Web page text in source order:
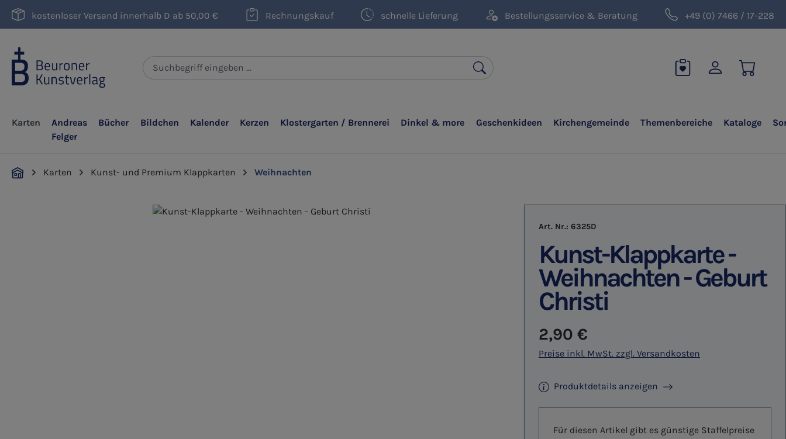
Hauptinhalt springen
Zur Suche springen
Zur Hauptnavigation springen
kostenloser Versand innerhalb D ab 50,00 € Rechnungskauf schnelle Lieferung Bestellungsservice & Beratung +49 (0) 7466 / 17-228
Karten
Andreas
Felger
Bücher Bildchen Kalender Kerzen Klostergarten / Brennerei Dinkel & more Geschenkideen Kirchengemeinde Themenbereiche Kataloge
Karten Kunst- und Premium Klappkarten Weihnachten
Art. Nr.: 6325D
Kunst-Klappkarte -
Weihnachten - Geburt
Christi
Regulärer Preis:
2,90 €
Preise inkl. MwSt. zzgl. Versandkosten
Produktdetails anzeigen
Für diesen Artikel gibt es günstige Staffelpreise